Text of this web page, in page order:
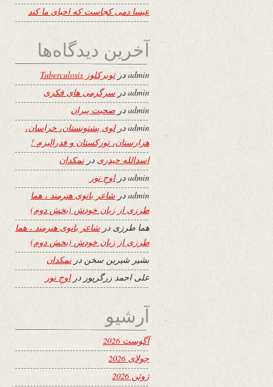
عیسا دمی کجاست که احیای ما کند
آخرین دیدگاه‌ها
adminدرتوبرکلوز Tuberculosis
admin در سرگرمی های فکری
admin در صحبت پیران
adminدرلوی پشتونستان، خراسان،
هزارستان، تورکستان و فدرالیزم !
اسدالله حیدری درنمکدان
adminدراوجِ نور
adminدر شاعر بانوی هنرمند ، هما
طرزی از زبان خودش (بخش دوم)
هما طرزی در شاعر بانوی هنرمند ، هما
طرزی از زبان خودش (بخش دوم)
بشیر شیرین سخن درنمکدان
علی احمد زرگرپور دراوجِ نور
آرشیو
آگوست 2026
جولای 2026
ژوئن 2026